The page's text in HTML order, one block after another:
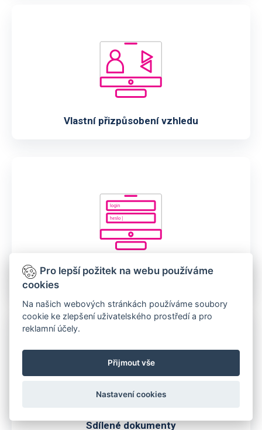
Vlastní přizpůsobení vzhledu
Uživatelské přístupy
Sdílené dokumenty
Pro lepší požitek na webu používáme
cookies
Na našich webových stránkách používáme soubory
cookie ke zlepšení uživatelského prostředí a pro
reklamní účely.
Přijmout vše
Nastavení cookies